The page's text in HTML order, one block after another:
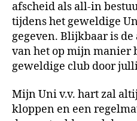
afscheid als all-in
tijdens het geweldige
gegeven. Blijkbaar is
van het op mijn manier
geweldige club door
Mijn Uni v.v. hart zal
kloppen en een